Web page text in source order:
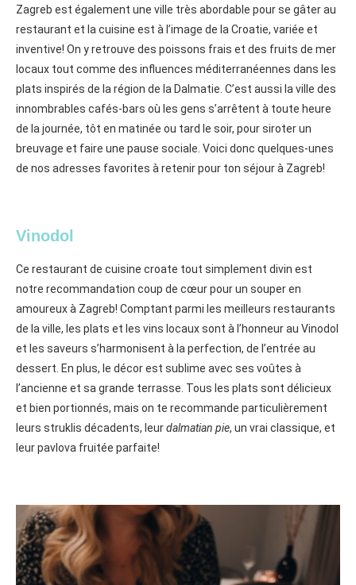
Zagreb est également une ville très abordable pour se gâter au
restaurant et la cuisine est à l’image de la Croatie, variée et
inventive! On y retrouve des poissons frais et des fruits de mer
locaux tout comme des influences méditerranéennes dans les
plats inspirés de la région de la Dalmatie. C’est aussi la ville des
innombrables cafés-bars où les gens s’arrêtent à toute heure
de la journée, tôt en matinée ou tard le soir, pour siroter un
breuvage et faire une pause sociale. Voici donc quelques-unes
de nos adresses favorites à retenir pour ton séjour à Zagreb!
Vinodol
Ce restaurant de cuisine croate tout simplement divin est
notre recommandation coup de cœur pour un souper en
amoureux à Zagreb! Comptant parmi les meilleurs restaurants
de la ville, les plats et les vins locaux sont à l’honneur au Vinodol
et les saveurs s’harmonisent à la perfection, de l’entrée au
dessert. En plus, le décor est sublime avec ses voûtes à
l’ancienne et sa grande terrasse. Tous les plats sont délicieux
et bien portionnés, mais on te recommande particulièrement
leurs struklis décadents, leurdalmatian pie, un vrai classique, et
leur pavlova fruitée parfaite!